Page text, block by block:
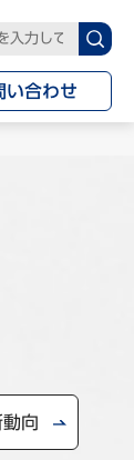
い合わせ
向